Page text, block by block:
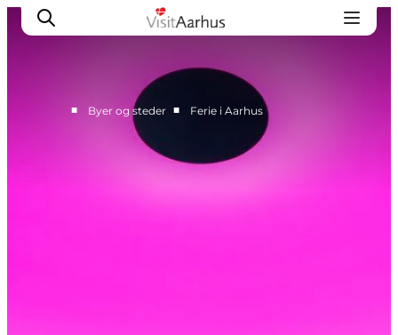
Byer og steder
■ Byer og steder ■ Ferie i Aarhus